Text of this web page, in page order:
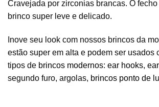
Cravejada por zirconias brancas. O
brinco super leve e delicado.
Inove seu look com nossos brincos da
estão super em alta e podem ser usados
tipos de brincos modernos: ear hooks,
segundo furo, argolas, brincos ponto de